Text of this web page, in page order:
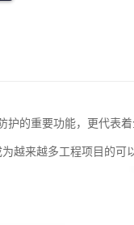
的重要功能，更代表着
越来越多工程项目的可